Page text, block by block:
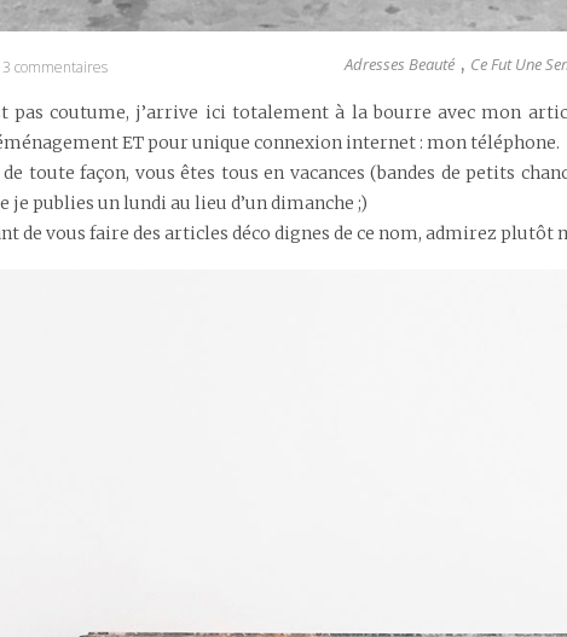
Adresses Beauté , Ce Fut Une
3 commentaires
pas coutume, j’arrive ici totalement à la bourre avec mon
ET pour unique connexion internet : mon téléphone.
toute façon, vous êtes tous en vacances (bandes de petits
je publies un lundi au lieu d’un dimanche ;)
de vous faire des articles déco dignes de ce nom, admirez plutôt